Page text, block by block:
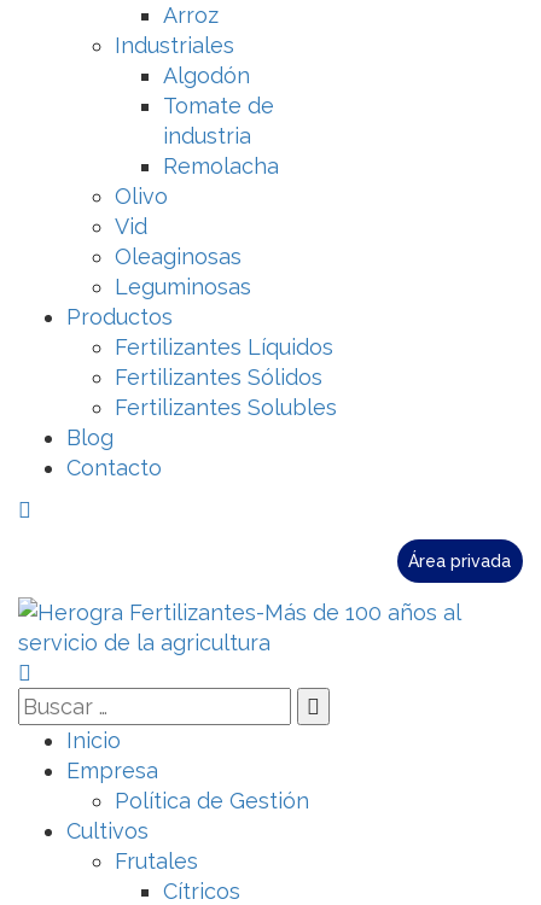
Arroz
Industriales
Algodón
Tomate de
industria
Remolacha
Olivo
Vid
Oleaginosas
Leguminosas
Productos
Fertilizantes Líquidos
Fertilizantes Sólidos
Fertilizantes Solubles
Blog
Contacto
Área privada
Inicio
Empresa
Política de Gestión
Cultivos
Frutales
Cítricos